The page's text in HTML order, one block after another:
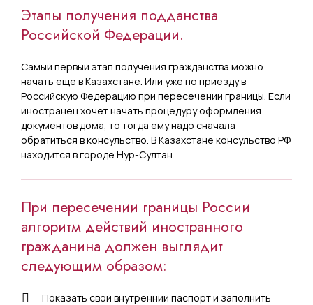
Этапы получения подданства
Российской Федерации.
Самый первый этап получения гражданства можно
начать еще в Казахстане. Или уже по приезду в
Российскую Федерацию при пересечении границы. Если
иностранец хочет начать процедуру оформления
документов дома, то тогда ему надо сначала
обратиться в консульство. В Казахстане консульство РФ
находится в городе Нур-Султан.
При пересечении границы России
алгоритм действий иностранного
гражданина должен выглядит
следующим образом:
Показать свой внутренний паспорт и заполнить